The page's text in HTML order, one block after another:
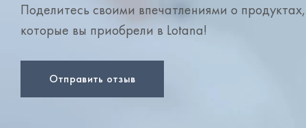
Поделитесь своими впечатлениями о продуктах,
которые вы приобрели в Lotana!
Отправить отзыв